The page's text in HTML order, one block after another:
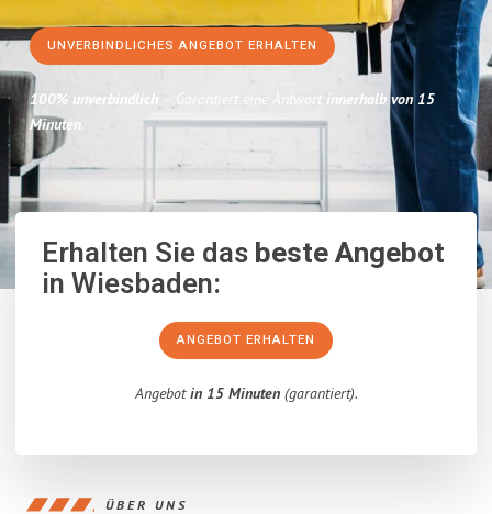
UNVERBINDLICHES ANGEBOT ERHALTEN
100% unverbindlich – Garantiert eine Antwort innerhalb von 15
Minuten.
Erhalten Sie dasbeste Angebot
in Wiesbaden:
ANGEBOT ERHALTEN
Angebotin 15 Minuten(garantiert).
ÜBER UNS